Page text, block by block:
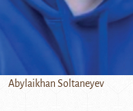
Abylaikhan Soltaneyev